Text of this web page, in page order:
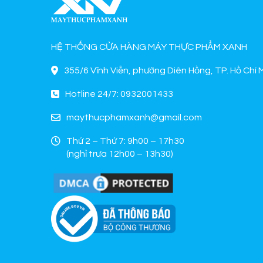
HỆ THỐNG CỬA HÀNG MÁY THỰC PHẨM XANH
355/6 Vĩnh Viễn, phường Diên Hồng, TP. Hồ Chí
Hotline 24/7: 0932001433
maythucphamxanh@gmail.com
Thứ 2 – Thứ 7: 9h00 – 17h30
(nghỉ trưa 12h00 – 13h30)